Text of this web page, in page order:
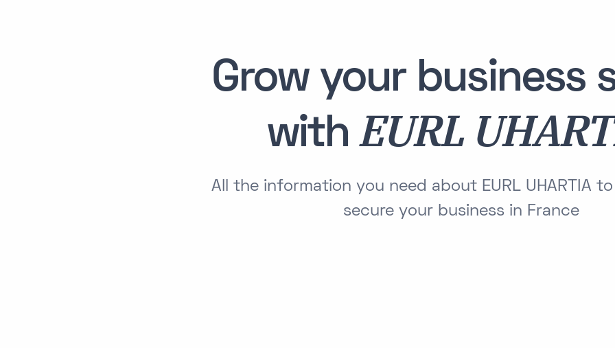
Grow your business
withEURL
All the information you need about EURL UHARTIA
secure your business in France